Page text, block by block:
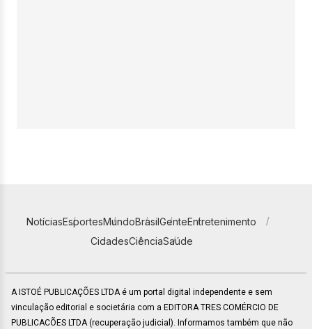
NotíciasEsportesMundoBrasilGenteEntretenimento
CidadesCiênciaSaúde
A ISTOÉ PUBLICAÇÕES LTDA é um portal digital independente e sem
vinculação editorial e societária com a EDITORA TRES COMÉRCIO DE
PUBLICACÕES LTDA (recuperação judicial). Informamos também que não